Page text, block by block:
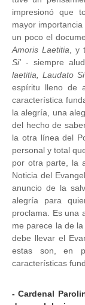
impresionó que
mayor
un poco el
Amoris Laetitia ,
Si' - siempre
laetitia, Laudato Si
espíritu lleno de
característica
la alegría, una
del hecho de
la otra línea del
personal y total
por otra parte, la
Noticia del
anuncio de la
alegría para
proclama. Es una
me parece la de
debe llevar el
estas son, en
características
- Cardenal